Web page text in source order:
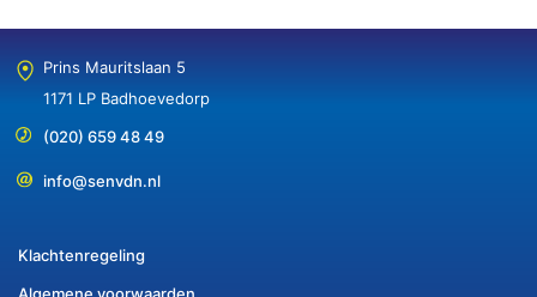
Prins Mauritslaan 5
1171 LP Badhoevedorp
(020) 659 48 49
info@senvdn.nl
Klachtenregeling
Algemene voorwaarden